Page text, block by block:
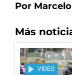
Por
Más
VIDEO